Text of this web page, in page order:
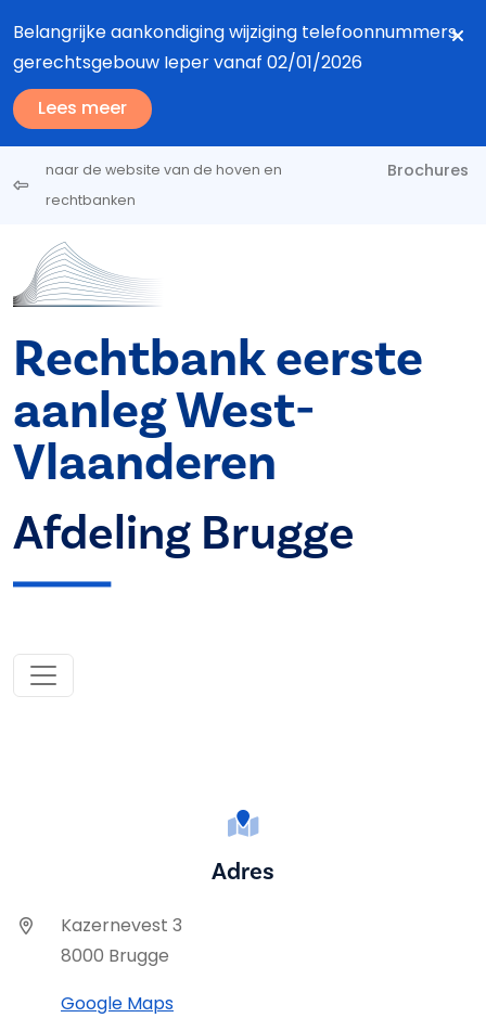
Belangrijke aankondiging wijziging telefoonnummers
gerechtsgebouw Ieper vanaf 02/01/2026
Lees meer
naar de website van de hoven en
rechtbanken
Brochures
Rechtbank eerste
aanleg West-
Vlaanderen
Afdeling Brugge
Adres
Kazernevest 3
8000 Brugge
Google Maps